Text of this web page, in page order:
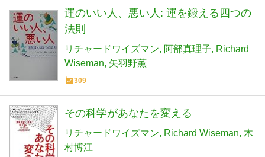
運のいい人、悪い人: 運を鍛える四つの
法則
リチャードワイズマン 阿部真理子
Richard
Wiseman 矢羽野薫
309
その科学があなたを変える
リチャードワイズマン Richard Wiseman 木
村博江